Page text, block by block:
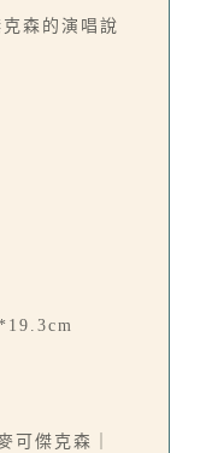
森的演唱說
可傑克森｜